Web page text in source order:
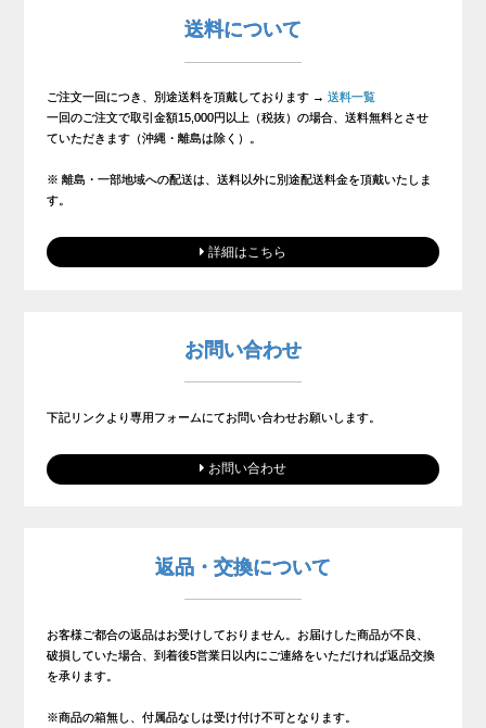
送料について
ご注文一回につき、別途送料を頂戴しております → 送料一覧
一回のご注文で取引金額15,000円以上（税抜）の場合、送料無料とさせ
ていただきます（沖縄・離島は除く）。
※ 離島・一部地域への配送は、送料以外に別途配送料金を頂戴いたしま
す。
詳細はこちら
お問い合わせ
下記リンクより専用フォームにてお問い合わせお願いします。
お問い合わせ
返品・交換について
お客様ご都合の返品はお受けしておりません。お届けした商品が不良、
破損していた場合、到着後5営業日以内にご連絡をいただければ返品交換
を承ります。
※商品の箱無し、付属品なしは受け付け不可となります。